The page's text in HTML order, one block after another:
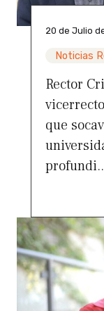
20 de Julio
Noticias
Rector
que